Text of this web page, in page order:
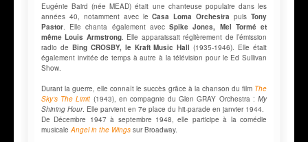
Eugénie Baird (née MEAD) était une chanteuse populaire dans les
années 40, notamment avec leCasa Loma Orchestra puisTony
Pastor . Elle chanta également avecSpike Jones, Mel Tormé et
même Louis Armstrong. Elle apparaissait réglièrement de l’émission
radio de Bing CROSBY, le Kraft Music Hall(1935-1946). Elle était
également invitée de temps à autre à la télévision pour le Ed Sullivan
Show.
Durant la guerre, elle connaît le succès grâce à la chanson du film The
Sky’s The Limit (1943), en compagnie du Glen GRAY Orchestra :My
Shining Hour. Elle parvient en 7e place du hit-parade en janvier 1944.
De Décembre 1947 à septembre 1948, elle participe à la comédie
musicale Angel in the Wings sur Broadway.